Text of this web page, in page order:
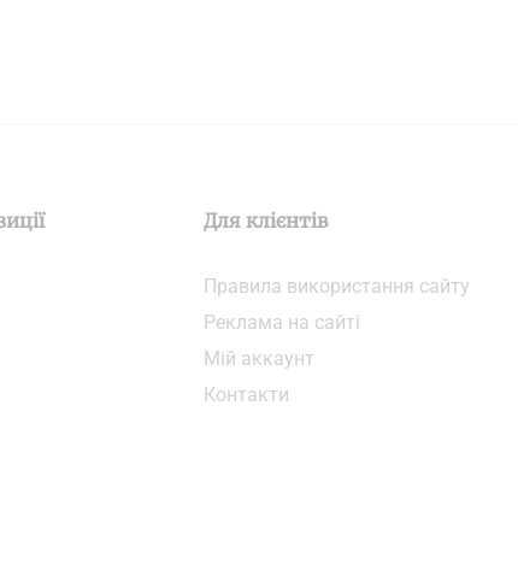
Для клієнтів
Правила використання сайту
Реклама на сайті
Мій аккаунт
Контакти